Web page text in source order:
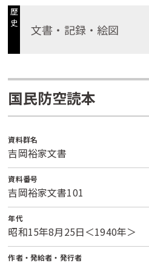
歴
史
文書・記録・絵図
国民防空読本
資料群名
吉岡裕家文書
資料番号
吉岡裕家文書101
年代
昭和15年8月25日＜1940年＞
作者・発給者・発行者